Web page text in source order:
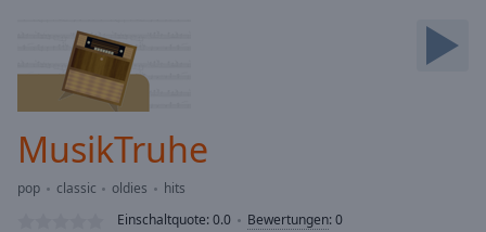
Mute
Loaded:
MusikTruhe
pop classic oldies
hits
Einschaltquote:0.0 Bewertungen:0